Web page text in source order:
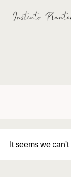
It seems we